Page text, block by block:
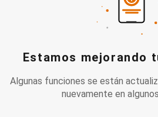
Estamos mejorando
Algunas funciones se están
nuevamente en